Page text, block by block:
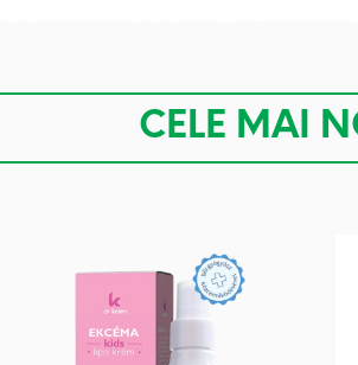
CELE MAI